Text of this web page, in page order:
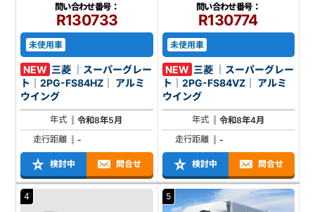
問い合わせ番号：
R130733
未使用車
NEW 三菱 ｜スーパーグレー
ト｜2PG-FS84HZ｜ アルミ
ウイング
年式
令和8年5月
走行距離
-
検討中 問合せ
問い合わせ番号：
R130774
未使用車
NEW 三菱 ｜スーパーグレー
ト｜2PG-FS84VZ｜ アルミ
ウイング
年式
令和8年4月
走行距離
-
検討中 問合せ
4 5